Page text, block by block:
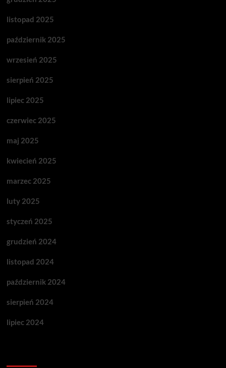
listopad 2025
październik 2025
wrzesień 2025
sierpień 2025
lipiec 2025
czerwiec 2025
maj 2025
kwiecień 2025
marzec 2025
luty 2025
styczeń 2025
grudzień 2024
listopad 2024
październik 2024
sierpień 2024
lipiec 2024